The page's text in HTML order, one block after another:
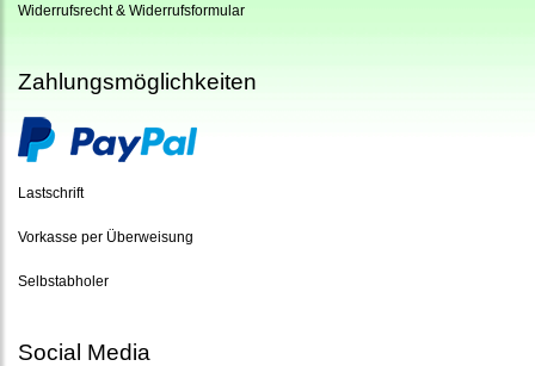
Widerrufsrecht & Widerrufsformular
Zahlungsmöglichkeiten
Lastschrift
Vorkasse per Überweisung
Selbstabholer
Social Media